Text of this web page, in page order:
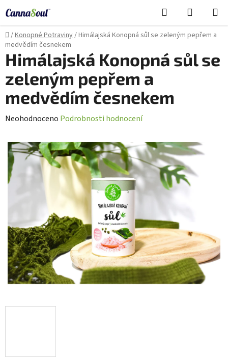
na
obsah
Hledat
KOŠÍK
Domů
/Konopné Potraviny/Himálajská Konopná sůl se zeleným pepřem a
medvědím česnekem
Himálajská Konopná sůl se
zeleným pepřem a
medvědím česnekem
Průměrné
produktu
je
0,0
z
Neohodnoceno Podrobnosti hodnocení
Cannasoul Asistent